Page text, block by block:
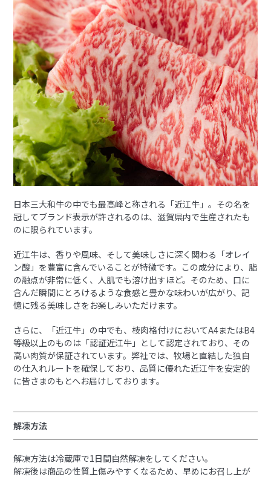
日本三大和牛の中でも最高峰と称される「近江牛」。その名を
冠してブランド表示が許されるのは、滋賀県内で生産されたも
のに限られています。
近江牛は、香りや風味、そして美味しさに深く関わる「オレイ
ン酸」を豊富に含んでいることが特徴です。この成分により、脂
の融点が非常に低く、人肌でも溶け出すほど。そのため、口に
含んだ瞬間にとろけるような食感と豊かな味わいが広がり、記
憶に残る美味しさをお楽しみいただけます。
さらに、「近江牛」の中でも、枝肉格付けにおいてA4またはB4
等級以上のものは「認証近江牛」として認定されており、その
高い肉質が保証されています。弊社では、牧場と直結した独自
の仕入れルートを確保しており、品質に優れた近江牛を安定的
に皆さまのもとへお届けしております。
解凍方法
解凍方法は冷蔵庫で1日間自然解凍をしてください。
解凍後は商品の性質上傷みやすくなるため、早めにお召し上が